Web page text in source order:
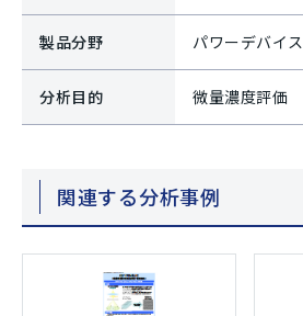
製品分野 パワーデバイス
分析目的 微量濃度評価
関連する分析事例